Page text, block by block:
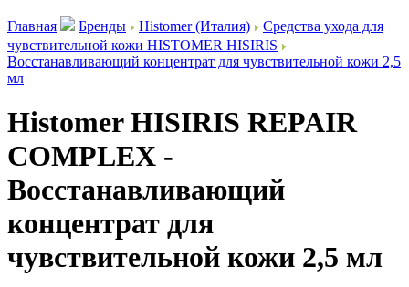
Главная Бренды Histomer (Италия)
Средства ухода для
чувствительной кожи HISTOMER HISIRIS
Восстанавливающий концентрат для чувствительной кожи 2,5
мл
Histomer HISIRIS REPAIR
COMPLEX -
Восстанавливающий
концентрат для
чувствительной кожи 2,5 мл